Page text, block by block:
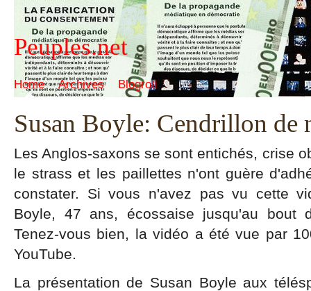
Peuples.net
Home Archives Blogroll
Susan Boyle: Cendrillon de
Les Anglos-saxons se sont entichés, crise
le strass et les paillettes n'ont guère
constater. Si vous n'avez pas vu cette
Boyle, 47 ans, écossaise jusqu'au bout
Tenez-vous bien, la vidéo a été vue par
YouTube.
La présentation de Susan Boyle aux